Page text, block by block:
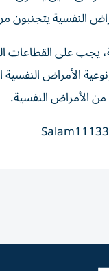
النفسية
يجب على القطاعات
الأمراض النفسية
الأمراض النفسية.